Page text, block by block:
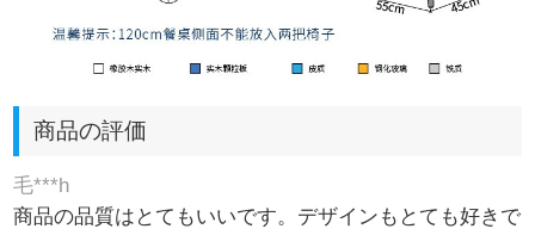
商品の評価
毛***h
商品の品質はとてもいいです。デザインもとても好きで